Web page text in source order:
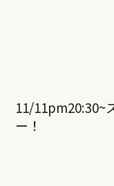
11/11pm20:30~
ー！